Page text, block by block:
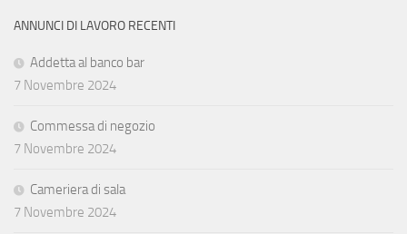
ANNUNCI DI LAVORO RECENTI
Addetta al banco bar
7 Novembre 2024
Commessa di negozio
7 Novembre 2024
Cameriera di sala
7 Novembre 2024